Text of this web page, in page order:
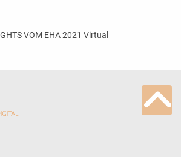
VOM EHA 2021 Virtual